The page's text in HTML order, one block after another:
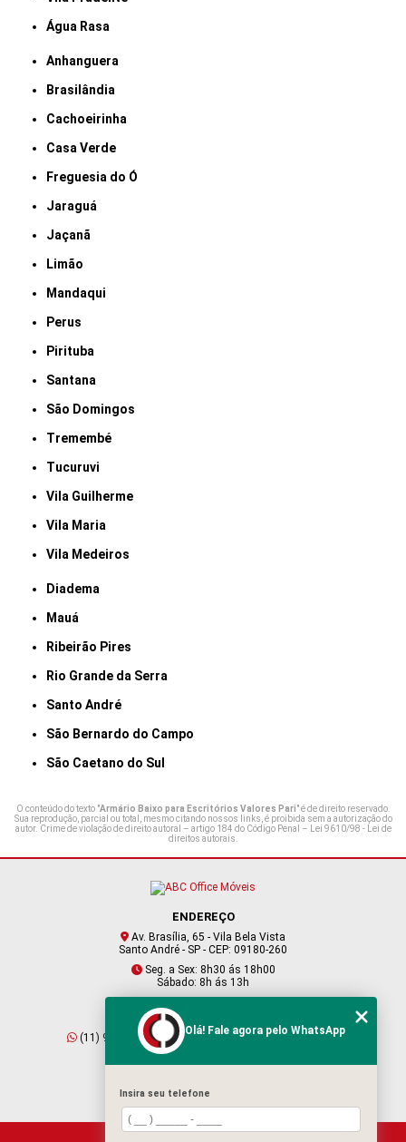
Água Rasa
Anhanguera
Brasilândia
Cachoeirinha
Casa Verde
Freguesia do Ó
Jaraguá
Jaçanã
Limão
Mandaqui
Perus
Pirituba
Santana
São Domingos
Tremembé
Tucuruvi
Vila Guilherme
Vila Maria
Vila Medeiros
Diadema
Mauá
Ribeirão Pires
Rio Grande da Serra
Santo André
São Bernardo do Campo
São Caetano do Sul
O conteúdo do texto "Armário Baixo para Escritórios Valores Pari" é de direito reservado.
Sua reprodução, parcial ou total, mesmo citando nossos links, é proibida sem a autorização do
autor. Crime de violação de direito autoral – artigo 184 do Código Penal – Lei 9610/98 - Lei de
direitos autorais.
ENDEREÇO
Av. Brasília, 65 - Vila Bela Vista
Santo André - SP - CEP: 09180-260
Seg. a Sex: 8h30 ás 18h00
Sábado: 8h ás 13h
CONTATO
(11) 95409-2229
(11) 4901-6045
vendas@abcofficemoveis.com.br
Olá! Fale agora pelo WhatsApp
Insira seu telefone